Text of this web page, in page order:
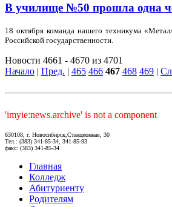
В училище №50 прошла одна
18 октября команда нашего техникума
Российской государственности.
Новости 4661 - 4670 из 4701
Начало | Пред. | 465 466 467 468 469 |
'imyie:news.archive' is not a component
630108, г. Новосибирск,Станционная, 30
Тел.: (383) 341-85-34, 341-85-93
факс: (383) 341-85-34
Главная
Колледж
Абитуриенту
Родителям